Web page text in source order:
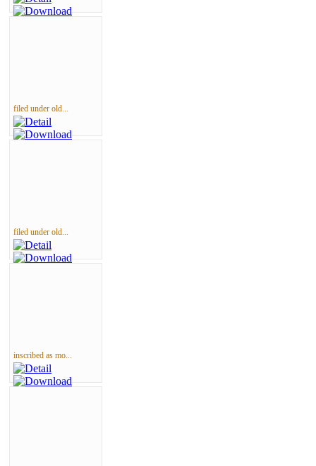
filed under old...
filed under old...
inscribed as mo...